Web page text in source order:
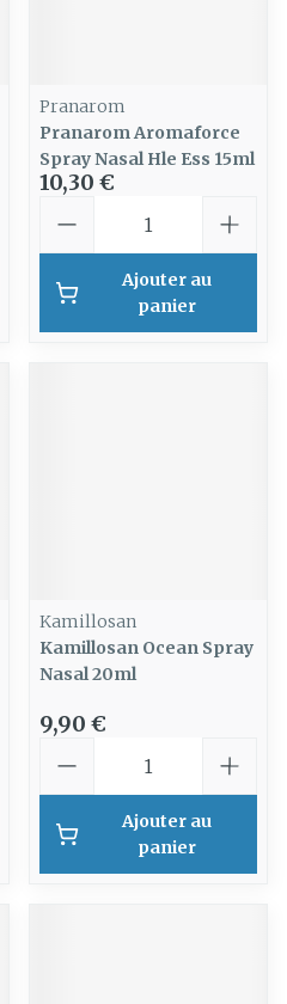
Pranarom
Pranarom Aromaforce
Spray Nasal Hle Ess 15ml
10,30 €
Ajouter au
panier
Kamillosan
Kamillosan Ocean Spray
Nasal 20ml
9,90 €
Ajouter au
panier